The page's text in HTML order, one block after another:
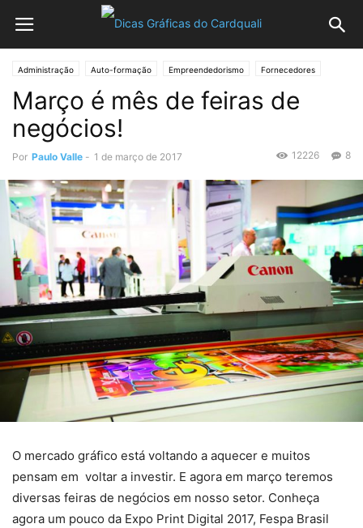
Administração Auto-formação Empreendedorismo Fornecedores
Equipamentos Gráficas Processo Gráfico Impressão e Acabamento
Planejamento e Controle Software
Março é mês de feiras de
negócios!
Por Paulo Valle - 1 de março de 2017 8
12226
O mercado gráfico está voltando a aquecer e muitos
pensam em voltar a investir. E agora em março teremos
diversas feiras de negócios em nosso setor. Conheça
agora um pouco da Expo Print Digital 2017, Fespa Brasil